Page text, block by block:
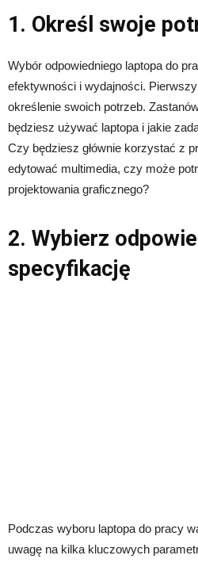
1. Określ swoje
Wybór odpowiedniego laptopa do
efektywności i wydajności.
określenie swoich potrzeb.
będziesz używać laptopa i jakie
Czy będziesz głównie korzystać z
edytować multimedia, czy może
projektowania graficznego?
2. Wybierz
specyfikację
Podczas wyboru laptopa do pracy
uwagę na kilka kluczowych